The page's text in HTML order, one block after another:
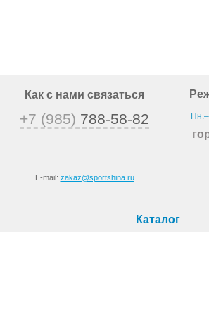
Как с нами связаться
+7 (985) 788-58-82
E-mail: zakaz@sportshina.ru
Каталог